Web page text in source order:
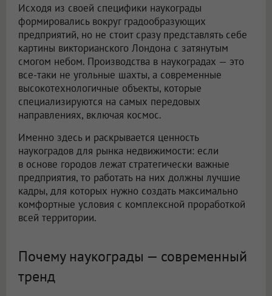
Исходя из своей специфики наукограды
формировались вокруг градообразующих
предприятий, но не стоит сразу представлять себе
картины викторианского Лондона с затянутым
смогом небом. Производства в наукоградах — это
все-таки не угольные шахты, а современные
высокотехнологичные объекты, которые
специализируются на самых передовых
направлениях, включая космос.
Именно здесь и раскрывается ценность
наукоградов для рынка недвижимости: если
в основе городов лежат стратегически важные
предприятия, то работать на них должны лучшие
кадры, для которых нужно создать максимально
комфортные условия с комплексной проработкой
всей территории.
Почему наукограды — современный
тренд